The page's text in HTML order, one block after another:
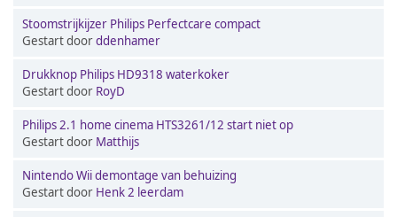
Stoomstrijkijzer Philips Perfectcare compact
Gestart doorddenhamer
Drukknop Philips HD9318 waterkoker
Gestart door RoyD
Philips 2.1 home cinema HTS3261/12 start niet op
Gestart door Matthijs
Nintendo Wii demontage van behuizing
Gestart door Henk 2 leerdam